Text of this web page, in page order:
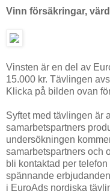
Vinn försäkringar,
Vinsten är en del av
15.000 kr. Tävlingen
Klicka på bilden ovan
Syftet med tävlingen är
samarbetspartners
undersökningen
samarbetspartners och
bli kontaktad per
spännande
i EuroAds nordiska